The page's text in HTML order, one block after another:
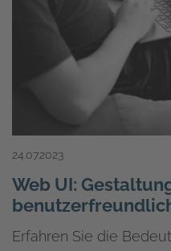
24.07.2023
Web UI:
Erfahren Sie die